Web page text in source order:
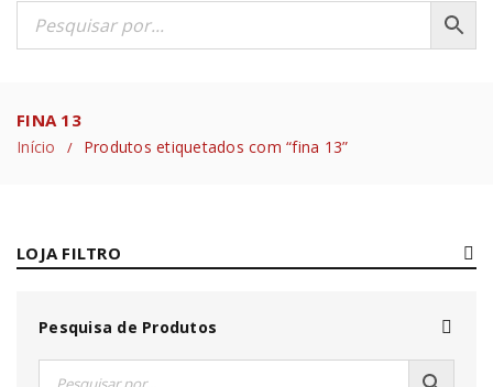
FINA 13
Início / Produtos etiquetados com “fina 13”
LOJA FILTRO
Pesquisa de Produtos